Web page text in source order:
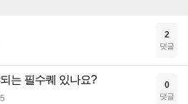
2
댓글
는 필수퀘 있나요? 0
댓글